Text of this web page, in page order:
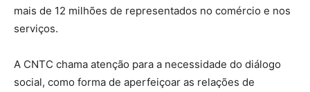
mais de 12 milhões de representados no comércio e nos
serviços.
A CNTC chama atenção para a necessidade do diálogo
social, como forma de aperfeiçoar as relações de